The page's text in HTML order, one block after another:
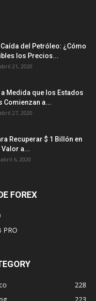
del Petróleo: ¿Cómo
los Precios...
21, 2020
a Medida que los Estados
Comienzan a...
27, 2020
Recuperar $ 1 Billón en
Valor a...
abril 6, 2020
FOREX
PRO
228